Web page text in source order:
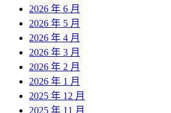
2026 年 6 月
2026 年 5 月
2026 年 4 月
2026 年 3 月
2026 年 2 月
2026 年 1 月
2025 年 12 月
2025 年 11 月